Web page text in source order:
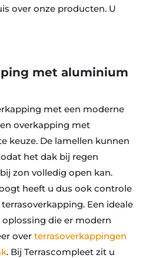
over onze producten. U
met aluminium
met een moderne
overkapping met
keuze. De lamellen kunnen
het dak bij regen
zon volledig open kan.
heeft u dus ook controle
Een ideale
die er modern
overterrasoverkappingen
. Bij Terrascompleet zit u